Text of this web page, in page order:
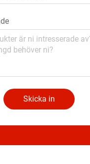
Skicka in